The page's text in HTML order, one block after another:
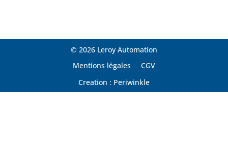
© 2026 Leroy Automation
Mentions légales
CGV
Creation : Periwinkle